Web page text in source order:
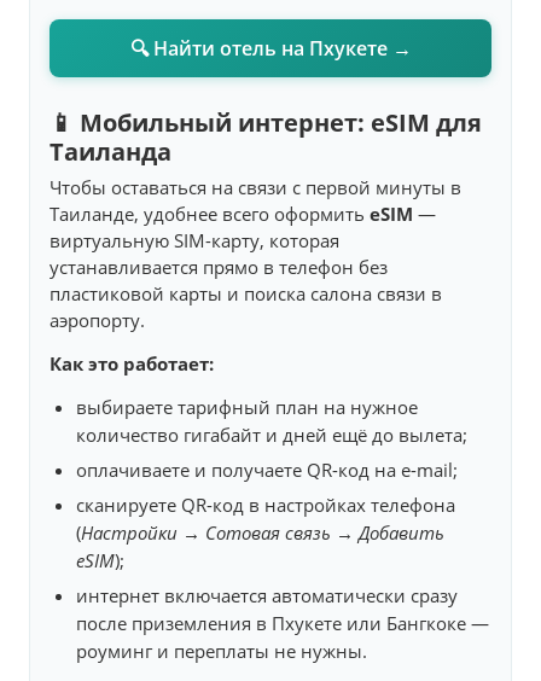
🔍 Найти отель на Пхукете →
📱 Мобильный интернет: eSIM для
Таиланда
Чтобы оставаться на связи с первой минуты в
Таиланде, удобнее всего оформить eSIM —
виртуальную SIM-карту, которая
устанавливается прямо в телефон без
пластиковой карты и поиска салона связи в
аэропорту.
Как это работает:
выбираете тарифный план на нужное
количество гигабайт и дней ещё до вылета;
оплачиваете и получаете QR-код на e-mail;
сканируете QR-код в настройках телефона
(Настройки → Сотовая связь → Добавить
eSIM);
интернет включается автоматически сразу
после приземления в Пхукете или Бангкоке —
роуминг и переплаты не нужны.